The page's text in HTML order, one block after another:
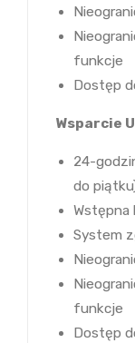
funkcje
Dostęp
Wsparcie
24-
do
Wstępna
System
funkcje
Dostęp